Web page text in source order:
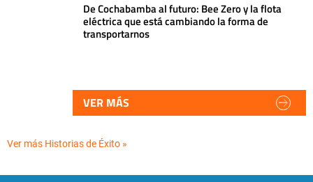
De Cochabamba al futuro: Bee Zero y la flota
eléctrica que está cambiando la forma de
transportarnos
VER MÁS
Ver más Historias de Éxito »